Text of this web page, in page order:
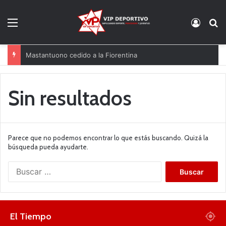
Mastantuono cedido a la Fiorentina
Sin resultados
Parece que no podemos encontrar lo que estás buscando. Quizá la
búsqueda pueda ayudarte.
El Tiempo